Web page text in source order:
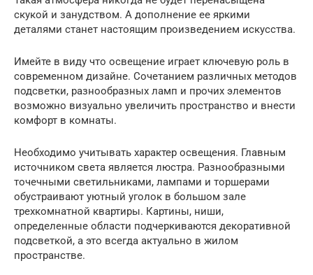
скукой и занудством. А дополнение ее яркими
деталями станет настоящим произведением искусства.
Имейте в виду что освещение играет ключевую роль в
современном дизайне. Сочетанием различных методов
подсветки, разнообразных ламп и прочих элементов
возможно визуально увеличить пространство и внести
комфорт в комнаты.
Необходимо учитывать характер освещения. Главным
источником света является люстра. Разнообразными
точечными светильниками, лампами и торшерами
обустраивают уютный уголок в большом зале
трехкомнатной квартиры. Картины, ниши,
определенные области подчеркиваются декоративной
подсветкой, а это всегда актуально в жилом
пространстве.